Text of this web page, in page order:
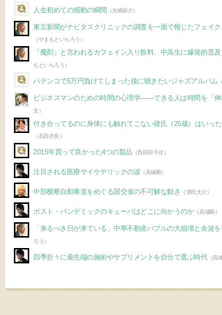
人生初めての感動の瞬間 （光嶋裕介）
東京新聞がナビタスクリニックの調査を一面で報じたフェイ
（やまもといちろう）
『魔剤』と言われるカフェイン入り飲料、中高生に爆発的普
もといちろう）
パチンコで5万円負けてしまった後に聴きたいジャズアルバム
ビジネスマンのための時間の心理学――できる人は時間を「
文）
付き合ってるのに身体にも触れてこない彼氏（25歳）はいっ
（石田衣良）
2015年買って良かった4つの製品 （西田宗千佳）
注目される医療サイケデリックの波 （高城剛）
中部横断自動車道をめぐる国交省の不可解な動き （津田大介）
ポスト・パンデミックのキューバはどこに向かうのか（高城剛）
「来るべき日が来ている」中華不動産バブルの大崩壊と余波
ろう）
四季折々に最先端の施術やサプリメントを自分で選ぶ時代（高